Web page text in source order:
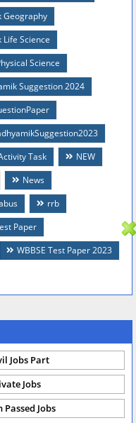
Geography
Science
Science
Suggestion 2024
Task
NEW
News
rrb
Paper
WBBSE Test Paper 2023
Jobs Part
Jobs
Passed Jobs